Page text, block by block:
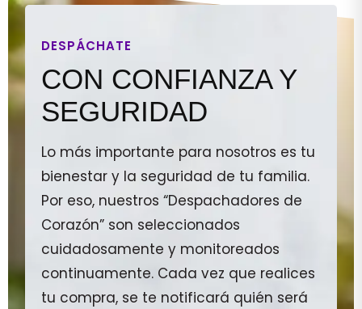
DESPÁCHATE
CON CONFIANZA Y
SEGURIDAD
Lo más importante para nosotros es tu
bienestar y la seguridad de tu familia.
Por eso, nuestros “Despachadores de
Corazón” son seleccionados
cuidadosamente y monitoreados
continuamente. Cada vez que realices
tu compra, se te notificará quién será